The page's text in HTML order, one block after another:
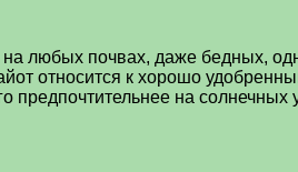
любых почвах, даже бедных,
относится к хорошо
на солнечных